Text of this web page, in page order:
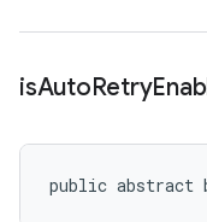
isAutoRetry
public abstract